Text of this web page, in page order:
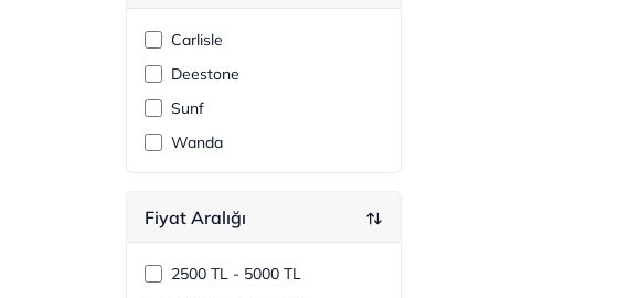
Carlisle
Deestone
Sunf
Wanda
Fiyat Aralığı
2500 TL - 5000 TL